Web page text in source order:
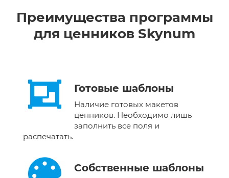
Преимущества программы
для ценников Skynum
Готовые шаблоны
Наличие готовых макетов
ценников. Необходимо лишь
заполнить все поля и
распечатать.
Собственные шаблоны